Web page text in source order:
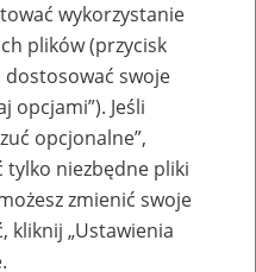
Aktywni 50+
wykorzystanie
plików (przycisk
dostosować swoje
opcjami”). Jeśli
opcjonalne”,
tylko niezbędne pliki
zmienić swoje
kliknij „Ustawienia